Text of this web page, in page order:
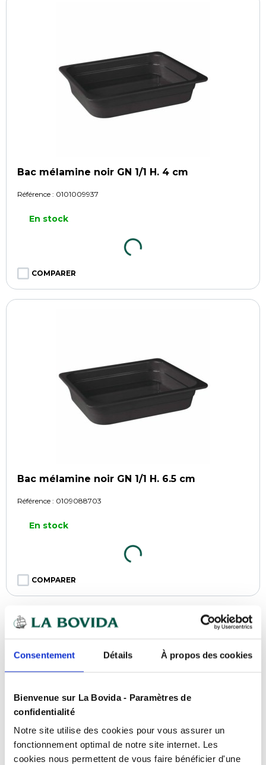
Consentement Détails À propos des cookies
Bienvenue sur La Bovida - Paramètres de
confidentialité
Notre site utilise des cookies pour vous assurer un
fonctionnement optimal de notre site internet. Les
cookies nous permettent de vous faire bénéficier d'une
Bac mélamine noir GN 1/1 H. 4 cm
Référence : 0101009937
En stock
COMPARER
Bac mélamine noir GN 1/1 H. 6.5 cm
Référence : 0109088703
En stock
COMPARER